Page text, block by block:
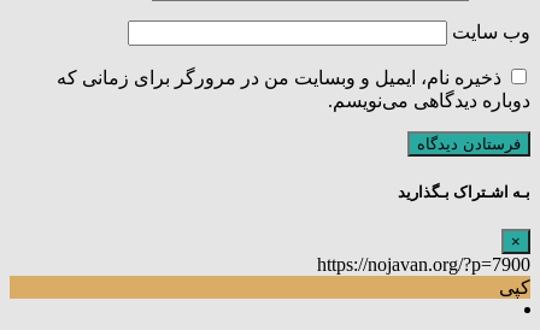
وب‌ سایت
ذخیره نام، ایمیل و وبسایت من در مرورگر برای زمانی که
دوباره دیدگاهی می‌نویسم.
بـه اشـتراک بـگذارید
×
https://nojavan.org/?p=7900
کپی